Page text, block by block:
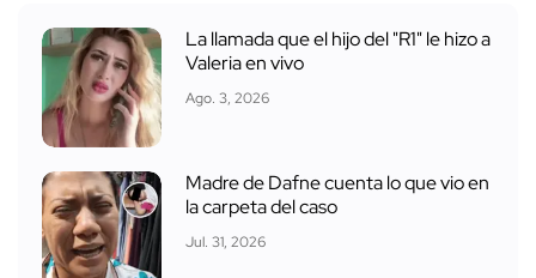
La llamada que el hijo del "R1" le hizo a
Valeria en vivo
Ago. 3, 2026
Madre de Dafne cuenta lo que vio en
la carpeta del caso
Jul. 31, 2026